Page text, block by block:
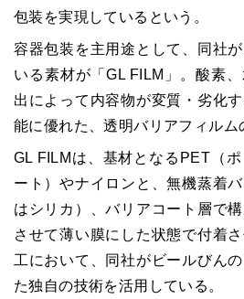
包装を実現しているという。
容器包装を主用途として、同社
いる素材が「GL FILM」。酸素
出によって内容物が変質・劣化
能に優れた、透明バリアフィルム
GL FILMは、基材となるPET（
ート）やナイロンと、無機蒸着
はシリカ）、バリアコート層で
させて薄い膜にした状態で付着
工において、同社がビールびん
た独自の技術を活用している。